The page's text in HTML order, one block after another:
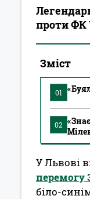
проти ФК
Зміст
01
02
У Львові
перемогу
біло-